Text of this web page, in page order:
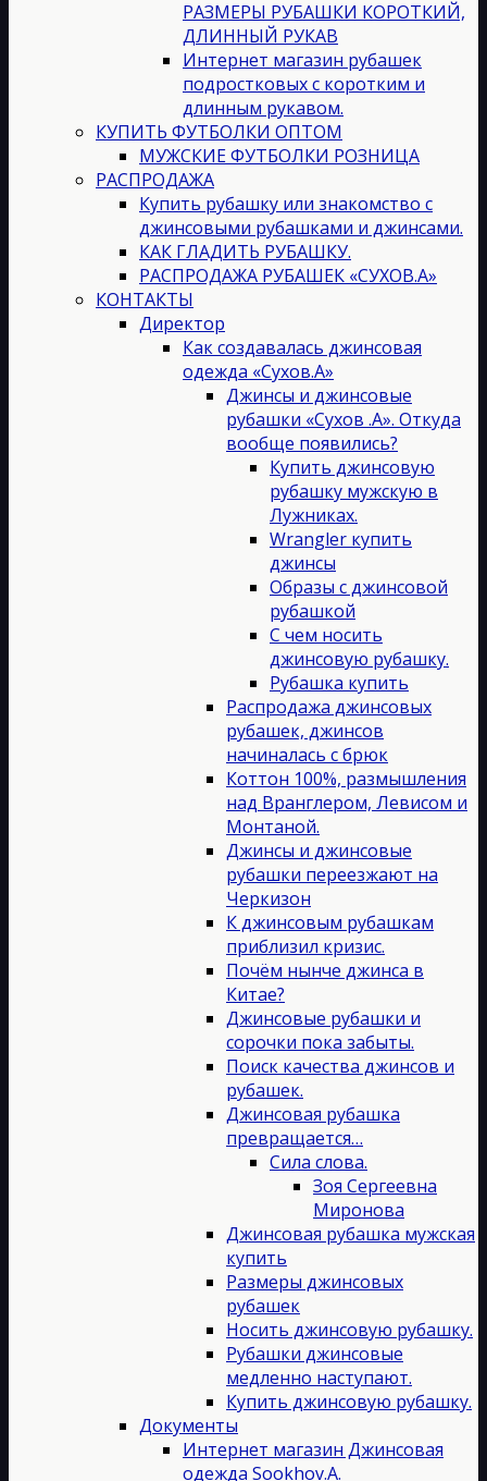
РАЗМЕРЫ РУБАШКИ КОРОТКИЙ,
ДЛИННЫЙ РУКАВ
Интернет магазин рубашек
подростковых с коротким и
длинным рукавом.
КУПИТЬ ФУТБОЛКИ ОПТОМ
МУЖСКИЕ ФУТБОЛКИ РОЗНИЦА
РАСПРОДАЖА
Купить рубашку или знакомство с
джинсовыми рубашками и джинсами.
КАК ГЛАДИТЬ РУБАШКУ.
РАСПРОДАЖА РУБАШЕК «СУХОВ.А»
КОНТАКТЫ
Директор
Как создавалась джинсовая
одежда «Сухов.А»
Джинсы и джинсовые
рубашки «Сухов .А». Откуда
вообще появились?
Купить джинсовую
рубашку мужскую в
Лужниках.
Wrangler купить
джинсы
Образы с джинсовой
рубашкой
С чем носить
джинсовую рубашку.
Рубашка купить
Распродажа джинсовых
рубашек, джинсов
начиналась с брюк
Коттон 100%, размышления
над Вранглером, Левисом и
Монтаной.
Джинсы и джинсовые
рубашки переезжают на
Черкизон
К джинсовым рубашкам
приблизил кризис.
Почём нынче джинса в
Китае?
Джинсовые рубашки и
сорочки пока забыты.
Поиск качества джинсов и
рубашек.
Джинсовая рубашка
превращается…
Сила слова.
Зоя Сергеевна
Миронова
Джинсовая рубашка мужская
купить
Размеры джинсовых
рубашек
Носить джинсовую рубашку.
Рубашки джинсовые
медленно наступают.
Купить джинсовую рубашку.
Документы
Интернет магазин Джинсовая
одежда Sookhov.A.